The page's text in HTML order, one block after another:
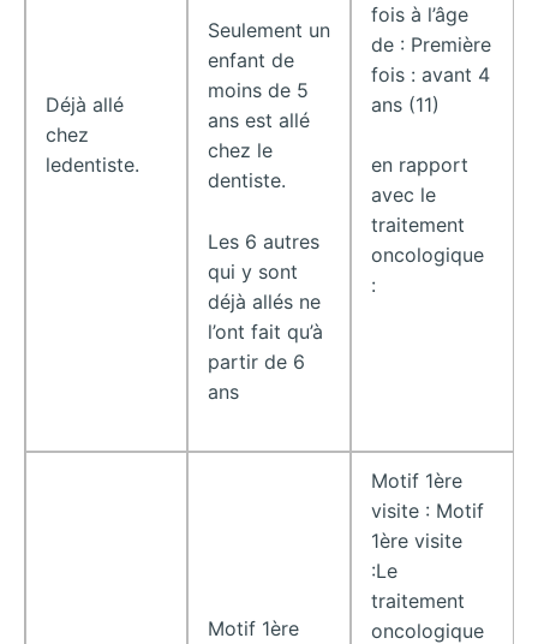
Déjà allé
chez
ledentiste.
Seulement un
enfant de
moins de 5
ans est allé
chez le
dentiste.
Les 6 autres
qui y sont
déjà allés ne
l’ont fait qu’à
partir de 6
ans
fois à l’âge
de : Première
fois : avant 4
ans (11)
en rapport
avec le
traitement
oncologique
:
Motif 1ère
Motif 1ère
visite : Motif
1ère visite
:Le
traitement
oncologique